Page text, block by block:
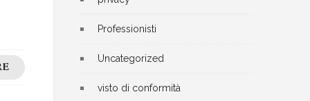
Professionisti
Uncategorized
visto di conformità